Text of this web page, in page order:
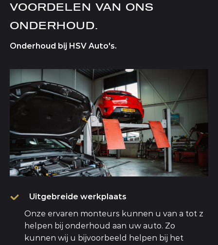
VOORDELEN VAN ONS
ONDERHOUD.
Onderhoud bij HSV Auto's.
Uitgebreide werkplaats
Onze ervaren monteurs kunnen u van a tot z
helpen bij onderhoud aan uw auto. Zo
kunnen wij u bijvoorbeeld helpen bij het